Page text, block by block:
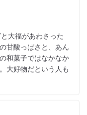
大福があわさった
甘酸っぱさと、あん
和菓子ではなかなか
大好物だという人も